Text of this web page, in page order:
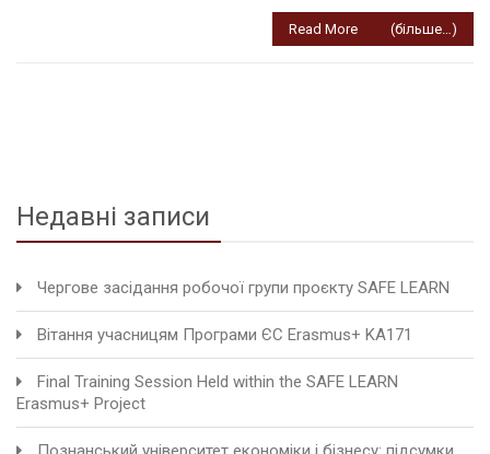
та
Міжнародною(більше…)
Read More
Недавні записи
Чергове засідання робочої групи проєкту SAFE LEARN
Вітання учасницям Програми ЄС Erasmus+ KA171
Final Training Session Held within the SAFE LEARN
Erasmus+ Project